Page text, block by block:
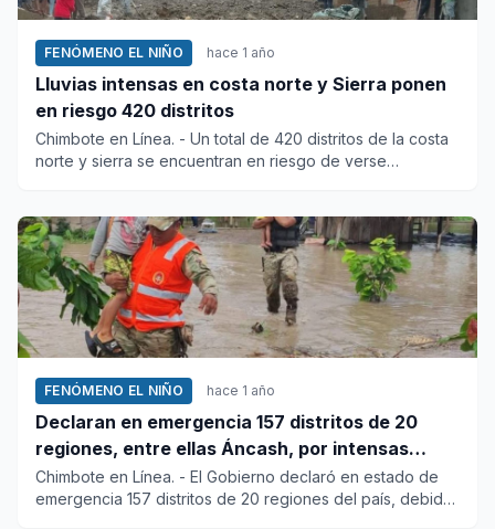
FENÓMENO EL NIÑO hace 1 año
Lluvias intensas en costa norte y Sierra ponen
en riesgo 420 distritos
Chimbote en Línea. - Un total de 420 distritos de la costa
norte y sierra se encuentran en riesgo de verse
FENÓMENO EL NIÑO hace 1 año
Declaran en emergencia 157 distritos de 20
regiones, entre ellas Áncash, por intensas
lluvias
Chimbote en Línea. - El Gobierno declaró en estado de
emergencia 157 distritos de 20 regiones del país, debido